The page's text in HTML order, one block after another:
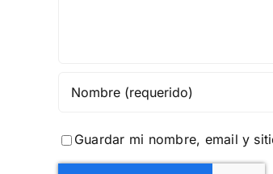
Guardar mi nombre, email y